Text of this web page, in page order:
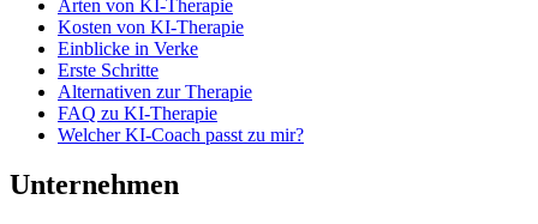
Arten von KI-Therapie
Kosten von KI-Therapie
Einblicke in Verke
Erste Schritte
Alternativen zur Therapie
FAQ zu KI-Therapie
Welcher KI-Coach passt zu mir?
Unternehmen